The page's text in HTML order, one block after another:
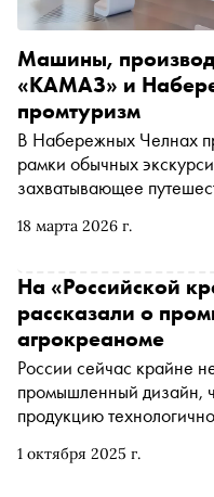
18 марта 2026 г.
Машины,
«КАМАЗ» и
промтуризм
В Набережных Челнах
рамки обычных
захватывающее
«КАМАЗа», где
автозавод позволяет
идентичность. «Сноб»
экскурсии —
железа разглядеть
эстетика становится
1 октября 2025 г.
На «Российской
рассказали о
агрокреаноме
России сейчас крайне
промышленный дизайн,
продукцию
разрабатывают дизайн